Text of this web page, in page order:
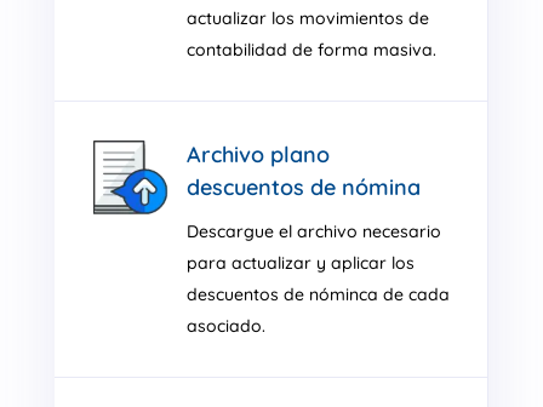
actualizar los movimientos de
contabilidad de forma masiva.
Archivo plano
descuentos de nómina
Descargue el archivo necesario
para actualizar y aplicar los
descuentos de nóminca de cada
asociado.